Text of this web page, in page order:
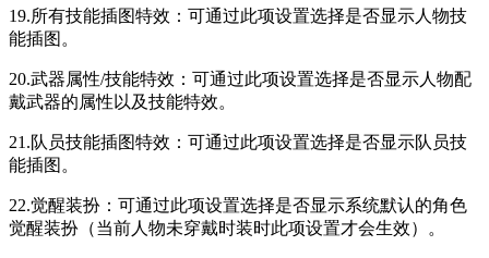
19.所有技能插图特效：可通过此项设置选择是否显示人物技
能插图。
20.武器属性/技能特效：可通过此项设置选择是否显示人物配
戴武器的属性以及技能特效。
21.队员技能插图特效：可通过此项设置选择是否显示队员技
能插图。
22.觉醒装扮：可通过此项设置选择是否显示系统默认的角色
觉醒装扮（当前人物未穿戴时装时此项设置才会生效）。